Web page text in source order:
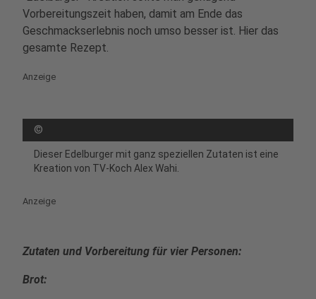
Vorbereitungszeit haben, damit am Ende das
Geschmackserlebnis noch umso besser ist. Hier das
gesamte Rezept.
Anzeige
©
Dieser Edelburger mit ganz speziellen Zutaten ist eine
Kreation von TV-Koch Alex Wahi.
Anzeige
Zutaten und Vorbereitung für vier Personen:
Brot: